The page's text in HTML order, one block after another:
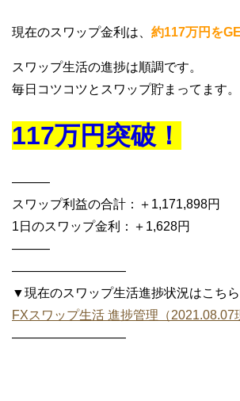
現在のスワップ金利は、 約117万円を
スワップ生活の進捗は順調です。
毎日コツコツとスワップ貯まってます。
117万円突破！
———
スワップ利益の合計：＋1,171,898円
1日のスワップ金利：＋1,628円
———
—————————
▼現在のスワップ生活進捗状況はこち
FXスワップ生活 進捗管理（2021.08.07
—————————